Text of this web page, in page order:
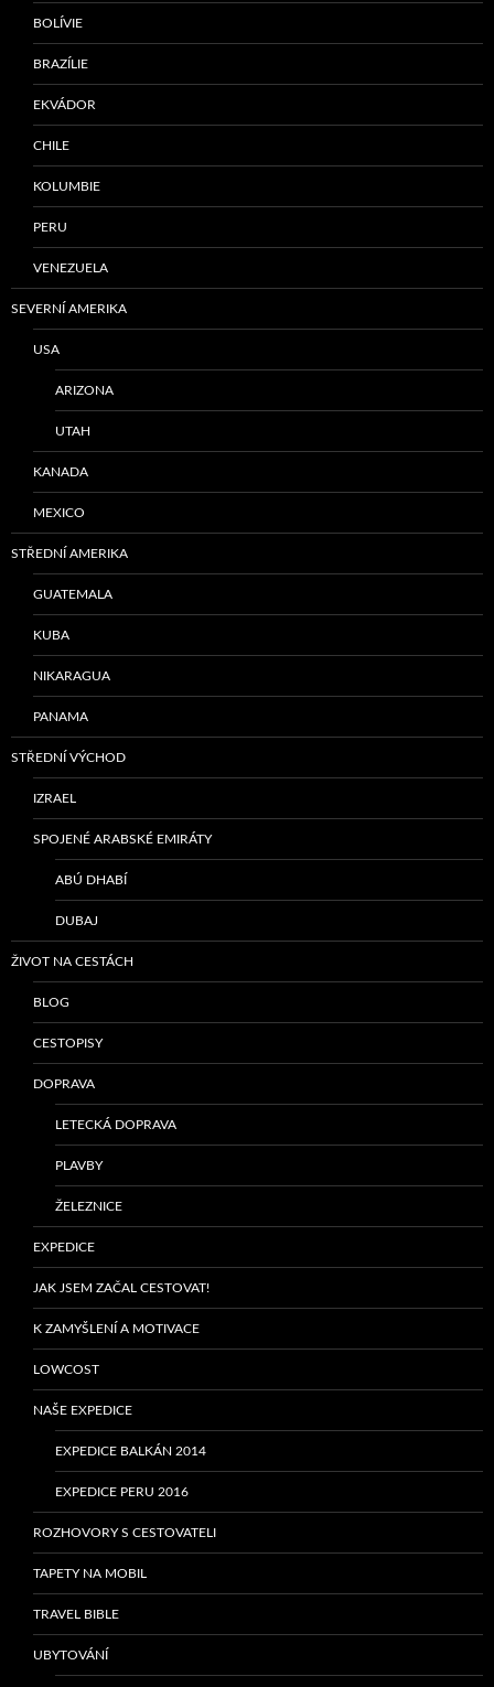
BOLÍVIE
BRAZÍLIE
EKVÁDOR
CHILE
KOLUMBIE
PERU
VENEZUELA
SEVERNÍ AMERIKA
USA
ARIZONA
UTAH
KANADA
MEXICO
STŘEDNÍ AMERIKA
GUATEMALA
KUBA
NIKARAGUA
PANAMA
STŘEDNÍ VÝCHOD
IZRAEL
SPOJENÉ ARABSKÉ EMIRÁTY
ABÚ DHABÍ
DUBAJ
ŽIVOT NA CESTÁCH
BLOG
CESTOPISY
DOPRAVA
LETECKÁ DOPRAVA
PLAVBY
ŽELEZNICE
EXPEDICE
JAK JSEM ZAČAL CESTOVAT!
K ZAMYŠLENÍ A MOTIVACE
LOWCOST
NAŠE EXPEDICE
EXPEDICE BALKÁN 2014
EXPEDICE PERU 2016
ROZHOVORY S CESTOVATELI
TAPETY NA MOBIL
TRAVEL BIBLE
UBYTOVÁNÍ